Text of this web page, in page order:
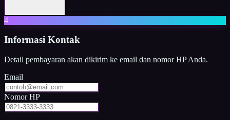
4
Informasi Kontak
Detail pembayaran akan dikirim ke email dan nomor HP Anda.
Email
Nomor HP